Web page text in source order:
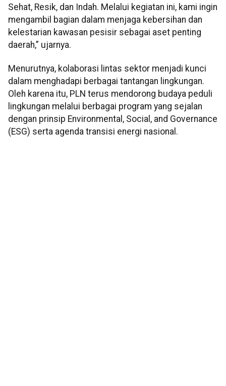
Sehat, Resik, dan Indah. Melalui kegiatan ini, kami ingin
mengambil bagian dalam menjaga kebersihan dan
kelestarian kawasan pesisir sebagai aset penting
daerah,” ujarnya.
Menurutnya, kolaborasi lintas sektor menjadi kunci
dalam menghadapi berbagai tantangan lingkungan.
Oleh karena itu, PLN terus mendorong budaya peduli
lingkungan melalui berbagai program yang sejalan
dengan prinsip Environmental, Social, and Governance
(ESG) serta agenda transisi energi nasional.